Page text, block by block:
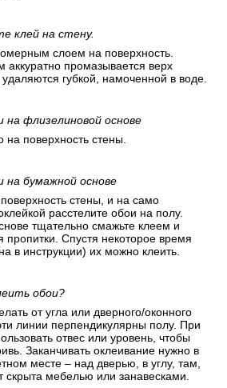
клей на стену.
слоем на поверхность.
промазывается верх
губкой, намоченной в воде.
на флизелиновой основе
на поверхность стены.
на бумажной основе
стены, и на само
расстелите обои на полу.
тщательно смажьте клеем и
Спустя некоторое время
в инструкции) их можно клеить.
обои?
от угла или дверного/оконного
линии перпендикулярны полу. При
отвес или уровень, чтобы
Заканчивать оклеивание нужно в
месте – над дверью, в углу, там,
скрыта мебелью или занавесками.